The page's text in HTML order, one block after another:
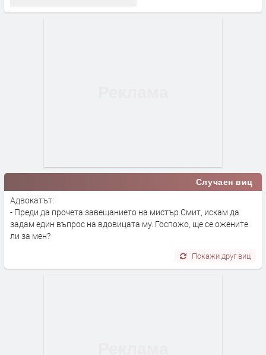
Случаен виц
Адвокатът:
- Преди да прочета завещанието на мистър Смит, искам да
задам един въпрос на вдовицата му. Госпожо, ще се ожените
ли за мен?
Покажи друг виц